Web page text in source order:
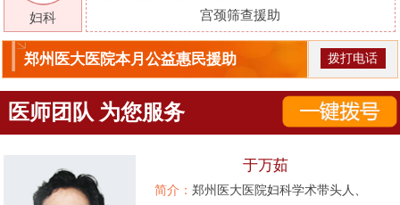
妇科 宫颈筛查援助
郑州医大医院本月公益惠民援助 拨打电话
医师团队 为您服务
于万茹
简介： 郑州医大医院妇科学术带头人、